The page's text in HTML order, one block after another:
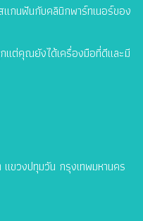
แกนฟันกับคลินิกพาร์ทเนอร์ของ
แต่คุณยังได้เครื่องมือที่ดีและมี
ขวงปทุมวัน กรุงเทพมหานคร